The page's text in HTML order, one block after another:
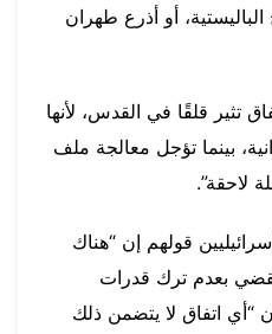
أو أذرع طهران
تثير قلقًا في القدس، لأنها
بينما تؤجل معالجة ملف
لاحقة”.
قولهم إن “هناك
يقضي بعدم ترك قدرات
“أي اتفاق لا يتضمن ذلك